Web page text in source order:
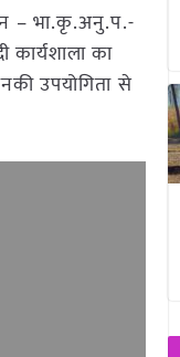
– भा.कृ.अनु.प.-
का
उपयोगिता से